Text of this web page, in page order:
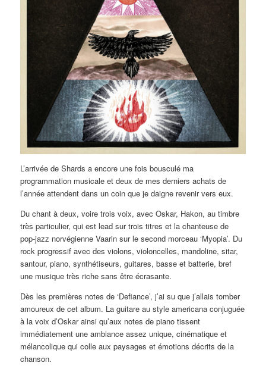
L’arrivée de Shards a encore une fois bousculé ma
programmation musicale et deux de mes derniers achats de
l’année attendent dans un coin que je daigne revenir vers eux.
Du chant à deux, voire trois voix, avec Oskar, Hakon, au timbre
très particulier, qui est lead sur trois titres et la chanteuse de
pop-jazz norvégienne Vaarin sur le second morceau ‘Myopia’. Du
rock progressif avec des violons, violoncelles, mandoline, sitar,
santour, piano, synthétiseurs, guitares, basse et batterie, bref
une musique très riche sans être écrasante.
Dès les premières notes de ‘Defiance’, j’ai su que j’allais tomber
amoureux de cet album. La guitare au style americana conjuguée
à la voix d’Oskar ainsi qu’aux notes de piano tissent
immédiatement une ambiance assez unique, cinématique et
mélancolique qui colle aux paysages et émotions décrits de la
chanson.